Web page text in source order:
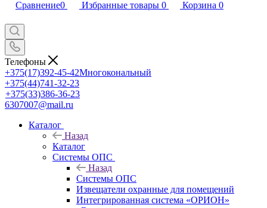
Сравнение0 Избранные товары 0 Корзина 0
Телефоны
+375(17)392-45-42Многокональный
+375(44)741-32-23
+375(33)386-36-23
6307007@mail.ru
Каталог
Назад
Каталог
Системы ОПС
Назад
Системы ОПС
Извещатели охранные для помещений
Интегрированная система «ОРИОН»